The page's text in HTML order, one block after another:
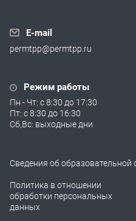
E-mail
permtpp@permtpp.ru
Режим работы
Пн - Чт: с 8:30 до 17:30
Пт: с 8:30 до 16:30
Сб,Вс: выходные дни
Сведения об образовательной
Политика в отношении
обработки персональных
данных